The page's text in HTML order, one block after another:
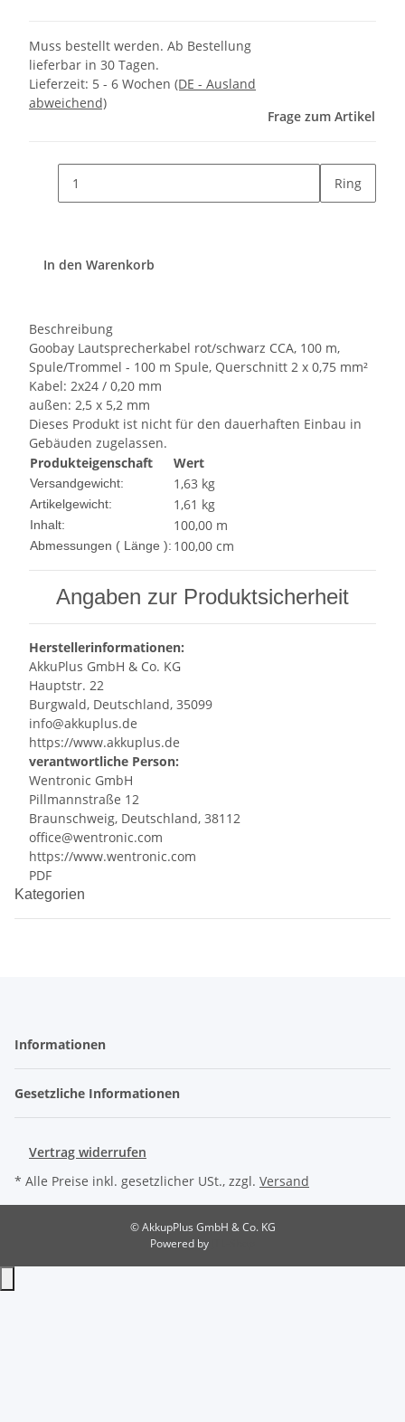
Muss bestellt werden. Ab Bestellung
lieferbar in 30 Tagen.
Lieferzeit: 5 - 6 Wochen (DE - Ausland
abweichend)
Frage zum Artikel
Ring
In den Warenkorb
Beschreibung
Goobay Lautsprecherkabel rot/schwarz CCA, 100 m,
Spule/Trommel - 100 m Spule, Querschnitt 2 x 0,75 mm²
Kabel: 2x24 / 0,20 mm
außen: 2,5 x 5,2 mm
Dieses Produkt ist nicht für den dauerhaften Einbau in
Gebäuden zugelassen.
Produkteigenschaft
Wert
Versandgewicht: 1,63 kg
Artikelgewicht: 1,61 kg
Inhalt: 100,00 m
Abmessungen ( Länge ): 100,00 cm
Angaben zur Produktsicherheit
Herstellerinformationen:
AkkuPlus GmbH & Co. KG
Hauptstr. 22
Burgwald, Deutschland, 35099
info@akkuplus.de
https://www.akkuplus.de
verantwortliche Person:
Wentronic GmbH
Pillmannstraße 12
Braunschweig, Deutschland, 38112
office@wentronic.com
https://www.wentronic.com
PDF
Kategorien
Informationen
Gesetzliche Informationen
Vertrag widerrufen
* Alle Preise inkl. gesetzlicher USt., zzgl. Versand
© AkkupPlus GmbH & Co. KG
Powered by